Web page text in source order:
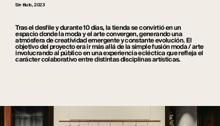
Sin título, 2023
Tras el desfile y durante 10 días, la tienda se convirtió en un
espacio donde la moda y el arte convergen, generando una
atmósfera de creatividad emergente y constante evolución. El
objetivo del proyecto era ir más allá de la simple fusión moda / arte
involucrando al público en una experiencia ecléctica que refleja el
carácter colaborativo entre distintas disciplinas artísticas.